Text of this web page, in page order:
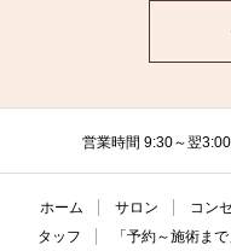
営業時間 9:30～翌
ホーム サロン コン
タッフ
「予約～施術ま